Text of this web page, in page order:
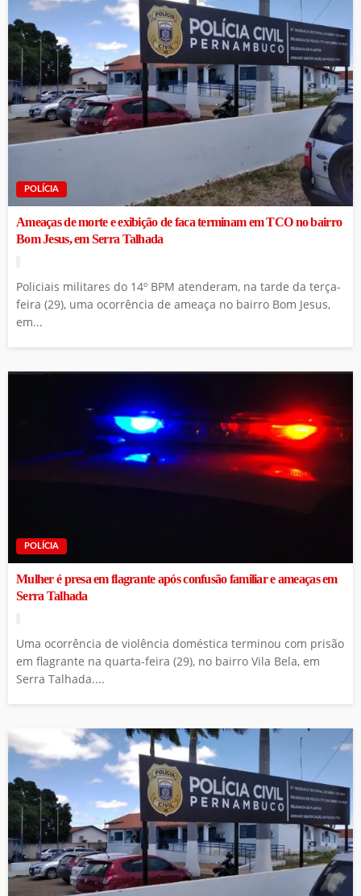
POLÍCIA
Ameaças de morte e exibição de faca terminam em TCO no bairro
Bom Jesus, em Serra Talhada
Policiais militares do 14º BPM atenderam, na tarde da terça-
feira (29), uma ocorrência de ameaça no bairro Bom Jesus,
em...
POLÍCIA
Mulher é presa em flagrante após confusão familiar e ameaças em
Serra Talhada
Uma ocorrência de violência doméstica terminou com prisão
em flagrante na quarta-feira (29), no bairro Vila Bela, em
Serra Talhada....